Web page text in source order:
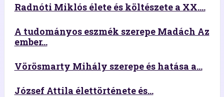
Radnóti Miklós élete és költészete a XX....
A tudományos eszmék szerepe Madách Az
ember...
Vörösmarty Mihály szerepe és hatása a...
József Attila élettörténete és...